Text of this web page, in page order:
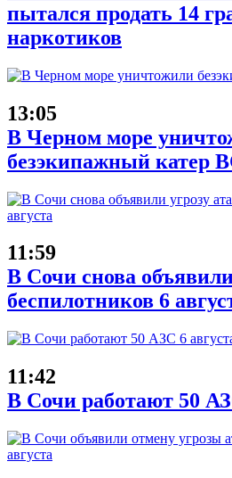
пытался продать 14
наркотиков
13:05
В Черном море
безэкипажный катер
11:59
В Сочи снова
беспилотников 6
11:42
В Сочи работают 50